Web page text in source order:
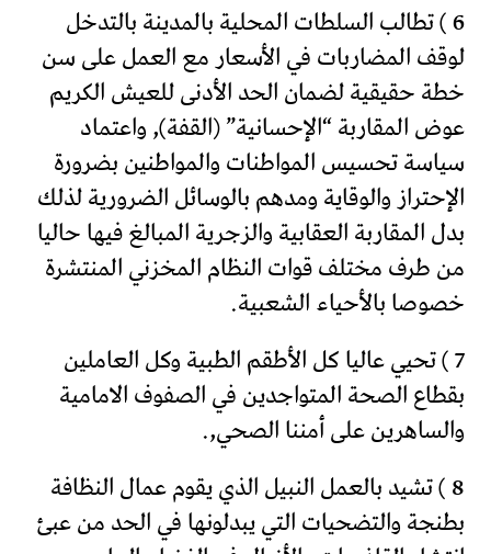
6 ) تطالب السلطات المحلية بالمدينة بالتدخل
لوقف المضاربات في الأسعار مع العمل على سن
خطة حقيقية لضمان الحد الأدنى للعيش الكريم
عوض المقاربة “الإحسانية” (القفة), واعتماد
سياسة تحسيس المواطنات والمواطنين بضرورة
الإحتراز والوقاية ومدهم بالوسائل الضرورية لذلك
بدل المقاربة العقابية والزجرية المبالغ فيها حاليا
من طرف مختلف قوات النظام المخزني المنتشرة
خصوصا بالأحياء الشعبية.
7 ) تحيي عاليا كل الأطقم الطبية وكل العاملين
بقطاع الصحة المتواجدين في الصفوف الامامية
والساهرين على أمننا الصحي,.
8 ) تشيد بالعمل النبيل الذي يقوم عمال النظافة
بطنجة والتضحيات التي يبدلونها في الحد من عبئ